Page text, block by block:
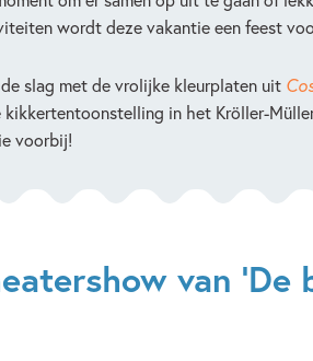
wordt deze vakantie een feest
slag met de vrolijke kleurplaten uit
in het Kröller-
voorbij!
van